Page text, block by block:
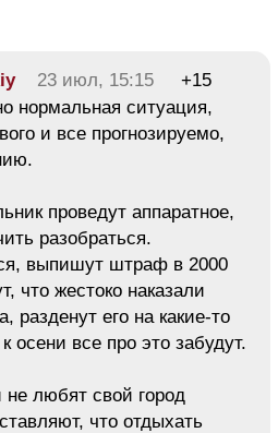
23 июл, 15:15
+15
нормальная ситуация,
и все прогнозируемо,
проведут аппаратное,
разобраться.
выпишут штраф в 2000
что жестоко наказали
разденут его на какие-то
осени все про это забудут.
любят свой город
что отдыхать